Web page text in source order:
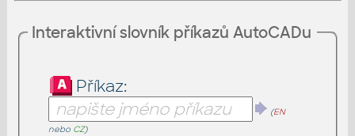
Interaktivní slovník příkazů AutoCADu
Příkaz:
(EN
nebo CZ)